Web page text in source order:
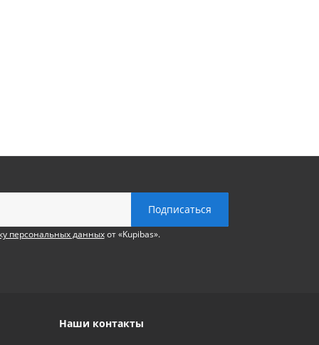
персональных данныхот «Kupibas».
Наши контакты